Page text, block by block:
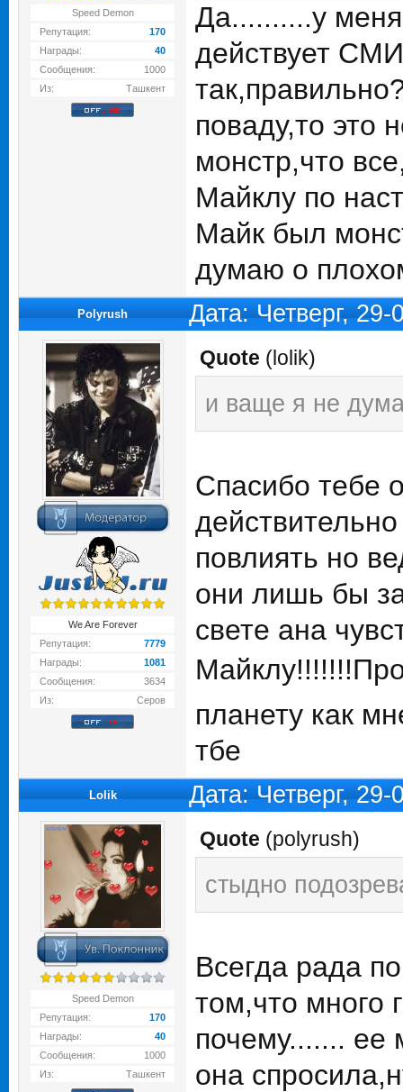
Speed Demon
Репутация:
170
Награды:
40
Сообщения:
1000
Из:
Ташкент
Да..........у
действует
поваду,то это
монстр,что
Майклу по
Майк был
думаю о
Polyrush Дата: Четверг,
We Are Forever
Репутация:
7779
Награды:
1081
Сообщения:
3634
Из:
Серов
Quote (lolik)
и ваще я не
Спасибо тебе
повлиять но
они лишь бы
свете ана
планету как
тбе
Lolik Дата: Четверг,
Speed Demon
Репутация:
170
Награды:
40
Сообщения:
1000
Из:
Ташкент
Quote (polyrush)
стыдно
Всегда рада
том,что много
почему....... ее
она